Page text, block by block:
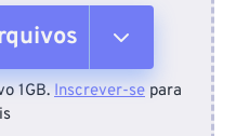
1GB. Inscrever-se para